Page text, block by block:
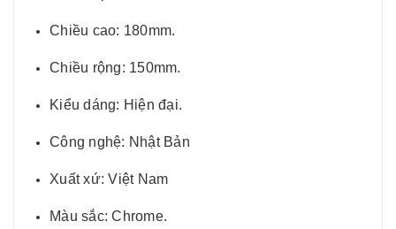
Chiều cao: 180mm.
Chiều rộng: 150mm.
Kiểu dáng: Hiện đại.
Công nghệ: Nhật Bản
Xuất xứ: Việt Nam
Màu sắc: Chrome.